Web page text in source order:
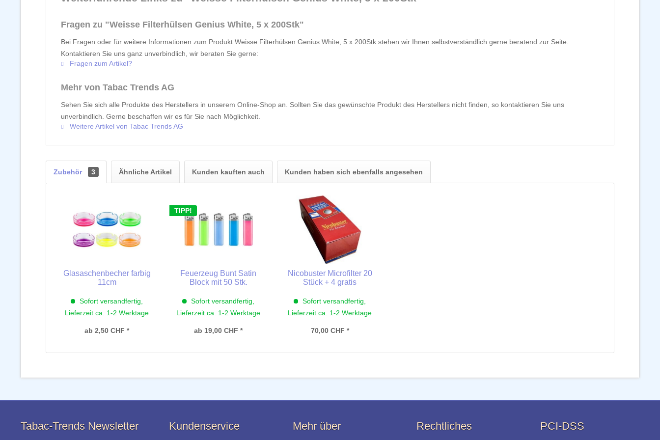
Fragen zu "Weisse Filterhülsen Genius White, 5 x 200Stk"
Bei Fragen oder für weitere Informationen zum Produkt Weisse Filterhülsen Genius White, 5 x 200Stk stehen wir Ihnen selbstverständlich gerne beratend zur Seite.
Kontaktieren Sie uns ganz unverbindlich, wir beraten Sie gerne:
Fragen zum Artikel?
Mehr von Tabac Trends AG
Sehen Sie sich alle Produkte des Herstellers in unserem Online-Shop an. Sollten Sie das gewünschte Produkt des Herstellers nicht finden, so kontaktieren Sie uns
unverbindlich. Gerne beschaffen wir es für Sie nach Möglichkeit.
Weitere Artikel von Tabac Trends AG
Zubehör 3 Ähnliche Artikel Kunden kauften auch Kunden haben sich ebenfalls angesehen
Glasaschenbecher farbig
11cm
Sofort versandfertig,
Lieferzeit ca. 1-2 Werktage
ab 2,50 CHF *
TIPP!
Feuerzeug Bunt Satin
Block mit 50 Stk.
Sofort versandfertig,
Lieferzeit ca. 1-2 Werktage
ab 19,00 CHF *
Nicobuster Microfilter 20
Stück + 4 gratis
Sofort versandfertig,
Lieferzeit ca. 1-2 Werktage
70,00 CHF *
Tabac-Trends Newsletter Kundenservice Mehr über Rechtliches PCI-DSS